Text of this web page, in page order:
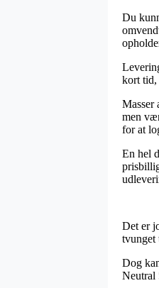
Du
kort tid,
Masser
men
for at
En hel
Det er
tvunget
Dog
Neutral